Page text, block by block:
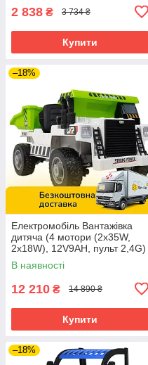
2 838 ₴ 3 734 ₴
Купити
–18%
Електромобіль Вантажівка
дитяча (4 мотори (2х35W,
2х18W), 12V9AH, пульт 2,4G)
Самоскид Bambi
JS3198EBLR-1 Білий
В наявності
12 210 ₴ 14 890 ₴
Купити
–18%